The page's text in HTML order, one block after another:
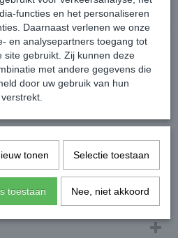
laat niemand onverschillig.
door te kiezen voor een van de
kunnen we los voor u bestellen
functies en het personaliseren
Daarnaast verlenen we onze
en analysepartners toegang tot
site gebruikt. Zij kunnen deze
met andere gegevens die
door uw gebruik van hun
tonen Selectie toestaan
toestaan Nee, niet akkoord